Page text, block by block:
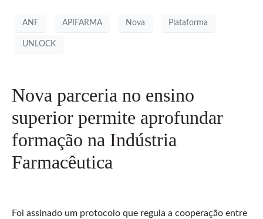
ANF APIFARMA Nova Plataforma
UNLOCK
Nova parceria no ensino
superior permite aprofundar
formação na Indústria
Farmacêutica
Foi assinado um protocolo que regula a cooperação entre